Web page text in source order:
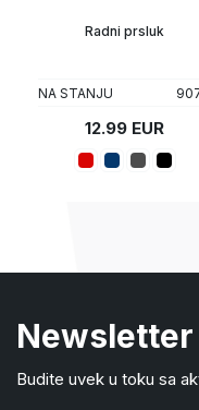
Radni prsluk
NA STANJU
12.99 EUR
Newsletter
Budite uvek u toku sa